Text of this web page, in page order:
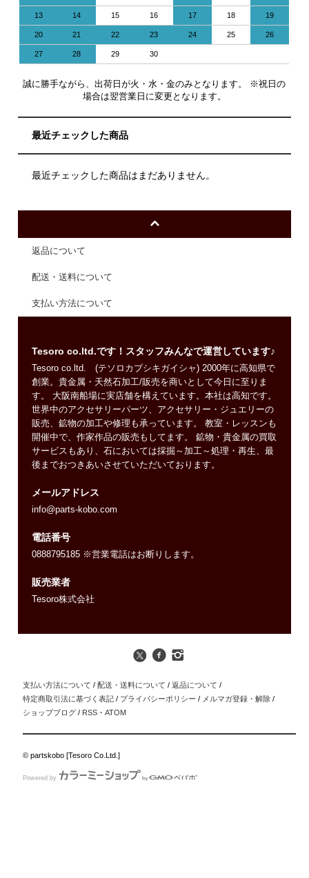
13 14 15 16 17 18 19
20 21 22 23 24 25 26
27 28 29 30
誠に勝手ながら、出荷日が火・水・金のみとなります。 ※祝日の
場合は翌営業日に変更となります。
最近チェックした商品
最近チェックした商品はまだありません。
返品について
配送・送料について
支払い方法について
Tesoro co.ltd.です！スタッフみんなで運営しています♪
Tesoro co.ltd. (テソロカブシキガイシャ) 2000年に高知県で
創業。貴金属・天然石加工/販売を商いとして今日に至りま
す。 大阪南船場に実店舗を構えています。本社は高知です。
世界中のアクセサリーパーツ、アクセサリー・ジュエリーの
販売、鉱物の加工や修理も承っています。 教室・レッスンも
開催中で、作家作品の販売もしてます。 鉱物・貴金属の買取
サービスもあり、石においては採掘～加工～処理・再生、最
後までおつきあいさせていただいております。
メールアドレス
info@parts-kobo.com
電話番号
0888795185 ※営業電話はお断りします。
販売業者
Tesoro株式会社
支払い方法について / 配送・送料について / 返品について /
特定商取引法に基づく表記 / プライバシーポリシー / メルマガ登録・解除 /
ショップブログ / RSS ・ATOM
© partskobo [Tesoro Co.Ltd.]
Powered by